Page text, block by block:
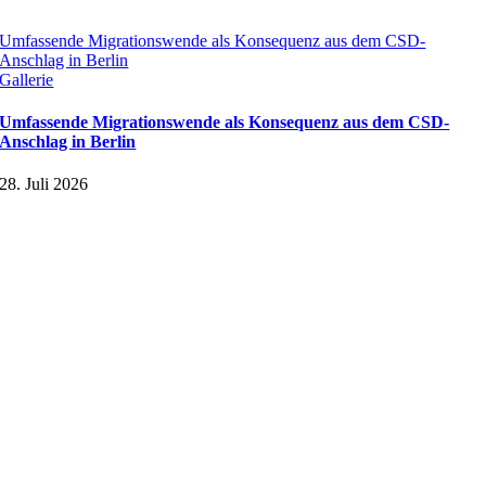
Umfassende Migrationswende als Konsequenz aus dem CSD-
Anschlag in Berlin
Gallerie
Umfassende Migrationswende als Konsequenz aus dem CSD-
Anschlag in Berlin
28. Juli 2026